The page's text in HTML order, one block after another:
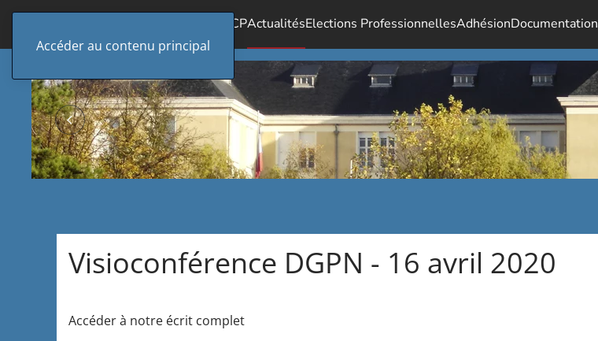
Accéder au contenu principal
Le SICPActualitésElections ProfessionnellesAdhésionDocumentation
Visioconférence DGPN - 16 avril 2020
Accéder à notre écrit complet